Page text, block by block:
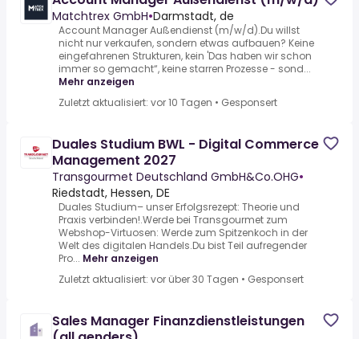
Matchtrex GmbH•Darmstadt, de
Account Manager Außendienst (m/w/d).Du willst
nicht nur verkaufen, sondern etwas aufbauen? Keine
eingefahrenen Strukturen, kein 'Das haben wir schon
immer so gemacht“, keine starren Prozesse - sond...
Mehr anzeigen
Zuletzt aktualisiert: vor 10 Tagen • Gesponsert
Duales Studium BWL - Digital Commerce
Management 2027
Transgourmet Deutschland GmbH&Co.OHG•
Riedstadt, Hessen, DE
Duales Studium– unser Erfolgsrezept: Theorie und
Praxis verbinden!.Werde bei Transgourmet zum
Webshop-Virtuosen: Werde zum Spitzenkoch in der
Welt des digitalen Handels.Du bist Teil aufregender
Pro... Mehr anzeigen
Zuletzt aktualisiert: vor über 30 Tagen • Gesponsert
Sales Manager Finanzdienstleistungen